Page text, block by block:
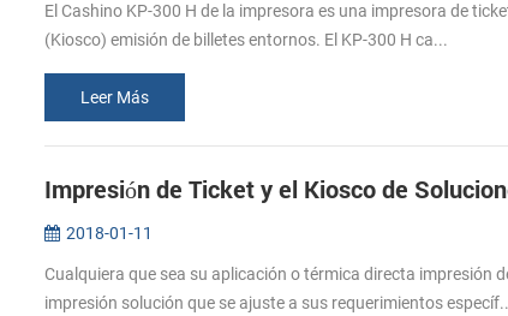
El Cashino KP-300 H de la impresora es una impresora de
(Kiosco) emisión de billetes entornos. El KP-300 H ca...
Leer Más
Impresión de Ticket y el Kiosco de
2018-01-11
Cualquiera que sea su aplicación o térmica directa impresión
impresión solución que se ajuste a sus requerimientos